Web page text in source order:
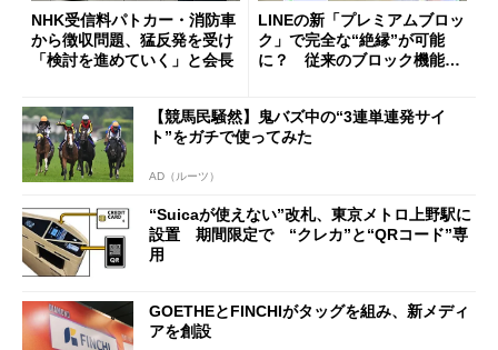
NHK受信料パトカー・消防車
から徴収問題、猛反発を受け
「検討を進めていく」と会長
LINEの新「プレミアムブロッ
ク」で完全な“絶縁”が可能
に？ 従来のブロック機能と
【競馬民騒然】鬼バズ中の“3連単連発サイ
ト”をガチで使ってみた
AD（ルーツ）
“Suicaが使えない”改札、東京メトロ上野駅に
設置 期間限定で “クレカ”と“QRコード”専
用
GOETHEとFINCHIがタッグを組み、新メディ
アを創設